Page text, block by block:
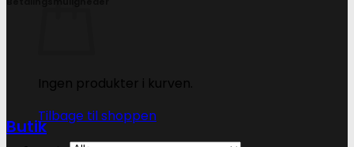
Ingen produkter i kurven.
Tilbage til shoppen
Butik